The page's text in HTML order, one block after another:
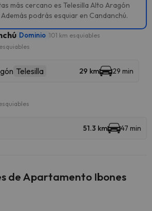
más cercano es Telesilla Alto Aragón
podrás esquiar en Candanchú.
Dominio 101 km esquiables
Telesilla 29 km 29 min
51.3 km 47 min
de Apartamento Ibones